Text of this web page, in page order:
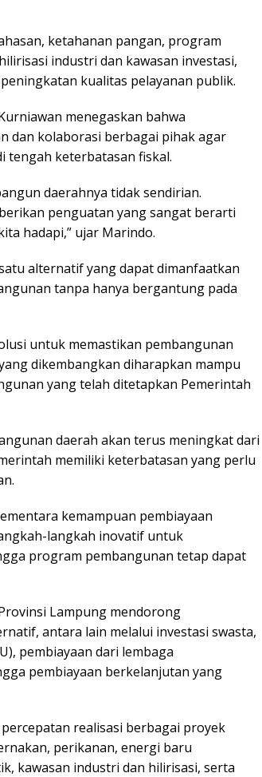
ketahanan pangan, program
industri dan kawasan investasi,
kualitas pelayanan publik.
menegaskan bahwa
dan kolaborasi berbagai pihak agar
tengah keterbatasan fiskal.
daerahnya tidak sendirian.
penguatan yang sangat berarti
hadapi,” ujar Marindo.
alternatif yang dapat dimanfaatkan
tanpa hanya bergantung pada
untuk memastikan pembangunan
dikembangkan diharapkan mampu
yang telah ditetapkan Pemerintah
daerah akan terus meningkat dari
memiliki keterbatasan yang perlu
kemampuan pembiayaan
langkah inovatif untuk
program pembangunan tetap dapat
Lampung mendorong
antara lain melalui investasi swasta,
pembiayaan dari lembaga
pembiayaan berkelanjutan yang
realisasi berbagai proyek
perikanan, energi baru
kawasan industri dan hilirisasi, serta